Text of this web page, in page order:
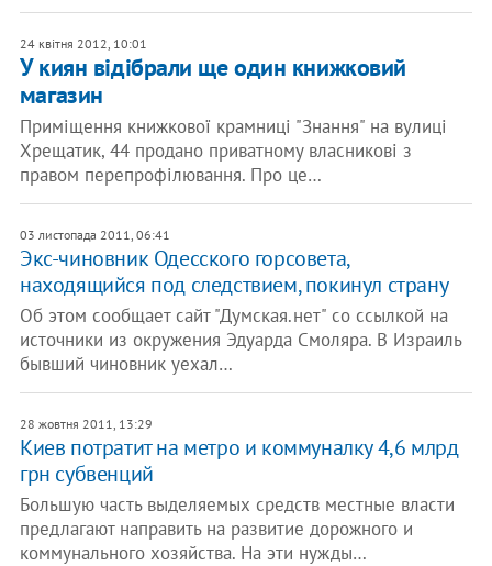
24 квітня 2012, 10:01
У киян відібрали ще один книжковий
магазин
Приміщення книжкової крамниці "Знання" на вулиці
Хрещатик, 44 продано приватному власникові з
правом перепрофілювання. Про це…
03 листопада 2011, 06:41
Экс-чиновник Одесского горсовета,
находящийся под следствием, покинул страну
Об этом сообщает сайт "Думская.нет" со ссылкой на
источники из окружения Эдуарда Смоляра. В Израиль
бывший чиновник уехал…
28 жовтня 2011, 13:29
Киев потратит на метро и коммуналку 4,6 млрд
грн субвенций
Большую часть выделяемых средств местные власти
предлагают направить на развитие дорожного и
коммунального хозяйства. На эти нужды…